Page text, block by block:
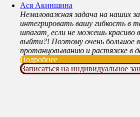
Ася Акиншина
Немаловажная задача на наших
интегрировать вашу гибкость в
шпагат, если не можешь красиво
выйти?! Поэтому очень большое
протанцовыванию и растяжке в
Подробнее
Записаться на индивидуальное